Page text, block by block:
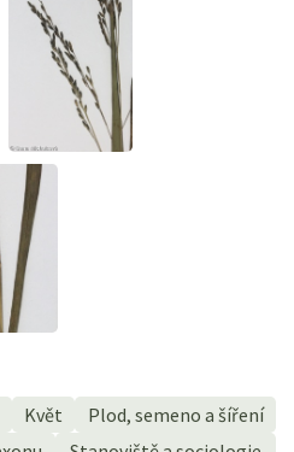
Květ
Plod, semeno a šíření